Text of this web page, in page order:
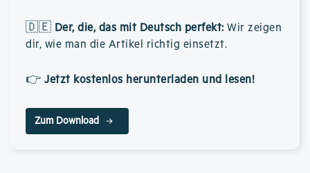
🇩🇪 Der, die, das mit Deutsch perfekt: Wir zeigen
dir, wie man die Artikel richtig einsetzt.
👉 Jetzt kostenlos herunterladen und lesen!
Zum Download